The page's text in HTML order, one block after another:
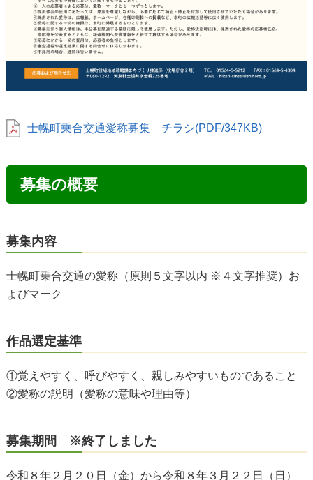
士幌町乗合交通愛称募集 チラシ(PDF/347KB)
募集の概要
募集内容
士幌町乗合交通の愛称（原則５文字以内 ※４文字推奨）お
よびマーク
作品選定基準
①覚えやすく、呼びやすく、親しみやすいものであること
②愛称の説明（愛称の意味や理由等）
募集期間 ※終了しました
令和８年２月２０日（金）から令和８年３月２２日（日）